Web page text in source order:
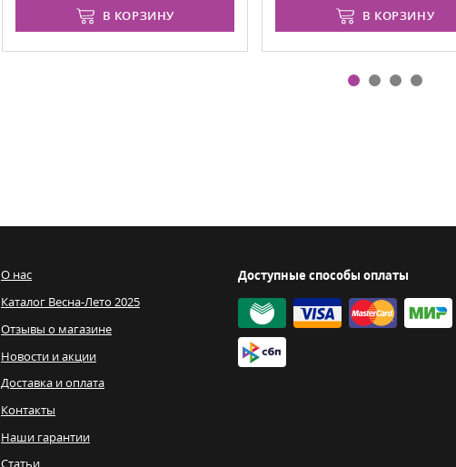
В КОРЗИНУ В КОРЗИНУ
О нас
Каталог Весна-Лето 2025
Отзывы о магазине
Новости и акции
Доставка и оплата
Контакты
Наши гарантии
Статьи
Доступные способы оплаты